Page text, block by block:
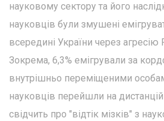
науковому сектору та його
науковців були змушені
всередині України через агресію
Зокрема, 6,3% емігрували за
внутрішньо переміщеними
науковців перейшли на
свідчить про "відтік мізків" з